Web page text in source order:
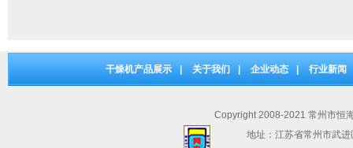
干燥机产品展示 关于我们 企业动态 行业新闻
Copyright 2008-2021 常州市恒
地址：江苏省常州市武